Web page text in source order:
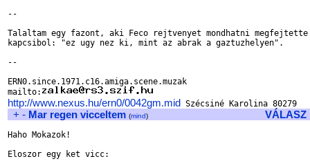
--
Talaltam egy fazont, aki Feco rejtvenyet mondhatni megfejtette
kapcsibol: "ez ugy nez ki, mint az abrak a gaztuzhelyen".
--
ERN0.since.1971.c16.amiga.scene.muzak
mailto:
http://www.nexus.hu/ern0/0042gm.mid
+ - Mar regen vicceltem (mind) VÁLASZ
Haho Mokazok!
Eloszor egy ket vicc: